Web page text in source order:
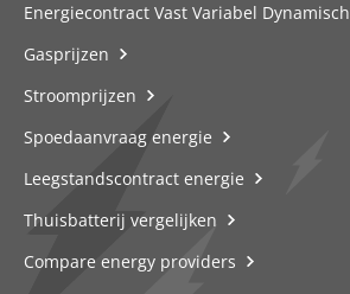
Energiecontract Vast Variabel Dynamisch
Gasprijzen
Stroomprijzen
Spoedaanvraag energie
Leegstandscontract energie
Thuisbatterij vergelijken
Compare energy providers